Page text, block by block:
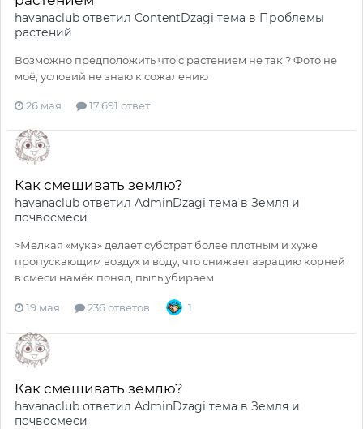
havanaclub ответил ContentDzagi тема в Проблемы
растений
Возможно предположить что с растением не так ? Фото не
моё, условий не знаю к сожалению
26 мая 17,691 ответ
Как смешивать землю?
havanaclub ответил AdminDzagi тема в Земля и
почвосмеси
>Мелкая «мука» делает субстрат более плотным и хуже
пропускающим воздух и воду, что снижает аэрацию корней
в смеси намёк понял, пыль убираем
19 мая 236 ответов 1
Как смешивать землю?
havanaclub ответил AdminDzagi тема в Земля и
почвосмеси